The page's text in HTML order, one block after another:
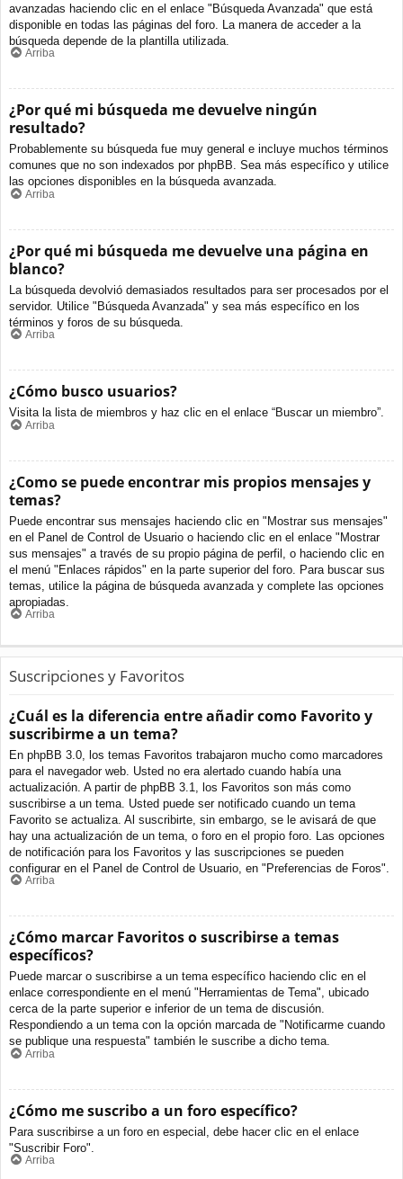
avanzadas haciendo clic en el enlace "Búsqueda Avanzada" que está
disponible en todas las páginas del foro. La manera de acceder a la
búsqueda depende de la plantilla utilizada.
Arriba
¿Por qué mi búsqueda me devuelve ningún
resultado?
Probablemente su búsqueda fue muy general e incluye muchos términos
comunes que no son indexados por phpBB. Sea más específico y utilice
las opciones disponibles en la búsqueda avanzada.
Arriba
¿Por qué mi búsqueda me devuelve una página en
blanco?
La búsqueda devolvió demasiados resultados para ser procesados por el
servidor. Utilice "Búsqueda Avanzada" y sea más específico en los
términos y foros de su búsqueda.
Arriba
¿Cómo busco usuarios?
Visita la lista de miembros y haz clic en el enlace “Buscar un miembro”.
Arriba
¿Como se puede encontrar mis propios mensajes y
temas?
Puede encontrar sus mensajes haciendo clic en "Mostrar sus mensajes"
en el Panel de Control de Usuario o haciendo clic en el enlace "Mostrar
sus mensajes" a través de su propio página de perfil, o haciendo clic en
el menú "Enlaces rápidos" en la parte superior del foro. Para buscar sus
temas, utilice la página de búsqueda avanzada y complete las opciones
apropiadas.
Arriba
Suscripciones y Favoritos
¿Cuál es la diferencia entre añadir como Favorito y
suscribirme a un tema?
En phpBB 3.0, los temas Favoritos trabajaron mucho como marcadores
para el navegador web. Usted no era alertado cuando había una
actualización. A partir de phpBB 3.1, los Favoritos son más como
suscribirse a un tema. Usted puede ser notificado cuando un tema
Favorito se actualiza. Al suscribirte, sin embargo, se le avisará de que
hay una actualización de un tema, o foro en el propio foro. Las opciones
de notificación para los Favoritos y las suscripciones se pueden
configurar en el Panel de Control de Usuario, en "Preferencias de Foros".
Arriba
¿Cómo marcar Favoritos o suscribirse a temas
específicos?
Puede marcar o suscribirse a un tema específico haciendo clic en el
enlace correspondiente en el menú "Herramientas de Tema", ubicado
cerca de la parte superior e inferior de un tema de discusión.
Respondiendo a un tema con la opción marcada de "Notificarme cuando
se publique una respuesta" también le suscribe a dicho tema.
Arriba
¿Cómo me suscribo a un foro específico?
Para suscribirse a un foro en especial, debe hacer clic en el enlace
"Suscribir Foro".
Arriba